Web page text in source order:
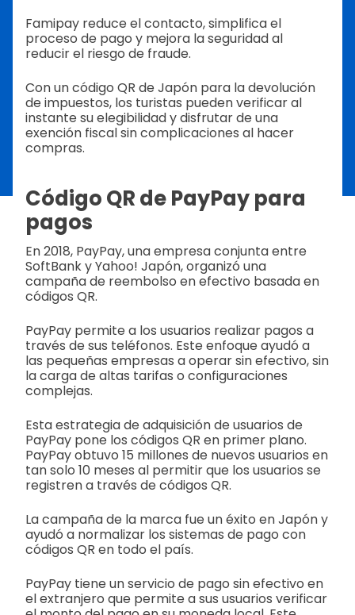
Famipay reduce el contacto, simplifica el
proceso de pago y mejora la seguridad al
reducir el riesgo de fraude.
Con un código QR de Japón para la devolución
de impuestos, los turistas pueden verificar al
instante su elegibilidad y disfrutar de una
exención fiscal sin complicaciones al hacer
compras.
Código QR de PayPay para
pagos
En 2018, PayPay, una empresa conjunta entre
SoftBank y Yahoo! Japón, organizó una
campaña de reembolso en efectivo basada en
códigos QR.
PayPay permite a los usuarios realizar pagos a
través de sus teléfonos. Este enfoque ayudó a
las pequeñas empresas a operar sin efectivo, sin
la carga de altas tarifas o configuraciones
complejas.
Esta estrategia de adquisición de usuarios de
PayPay pone los códigos QR en primer plano.
PayPay obtuvo 15 millones de nuevos usuarios en
tan solo 10 meses al permitir que los usuarios se
registren a través de códigos QR.
La campaña de la marca fue un éxito en Japón y
ayudó a normalizar los sistemas de pago con
códigos QR en todo el país.
PayPay tiene un servicio de pago sin efectivo en
el extranjero que permite a sus usuarios verificar